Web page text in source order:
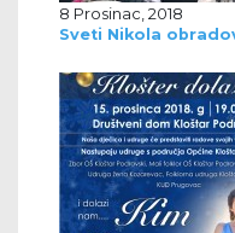
8 Prosinac, 2018
Sveti Nikola